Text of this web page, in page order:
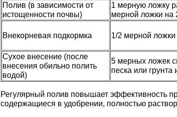
Полив (в зависимости от
истощенности почвы)
1 мерную ложку
мерной ложки на
Внекорневая подкормка 1/2 мерной ложки
Сухое внесение (после
внесения обильно полить
водой)
5 мерных ложек
песка или
Регулярный полив повышает эффективность
содержащиеся в удобрении, полностью